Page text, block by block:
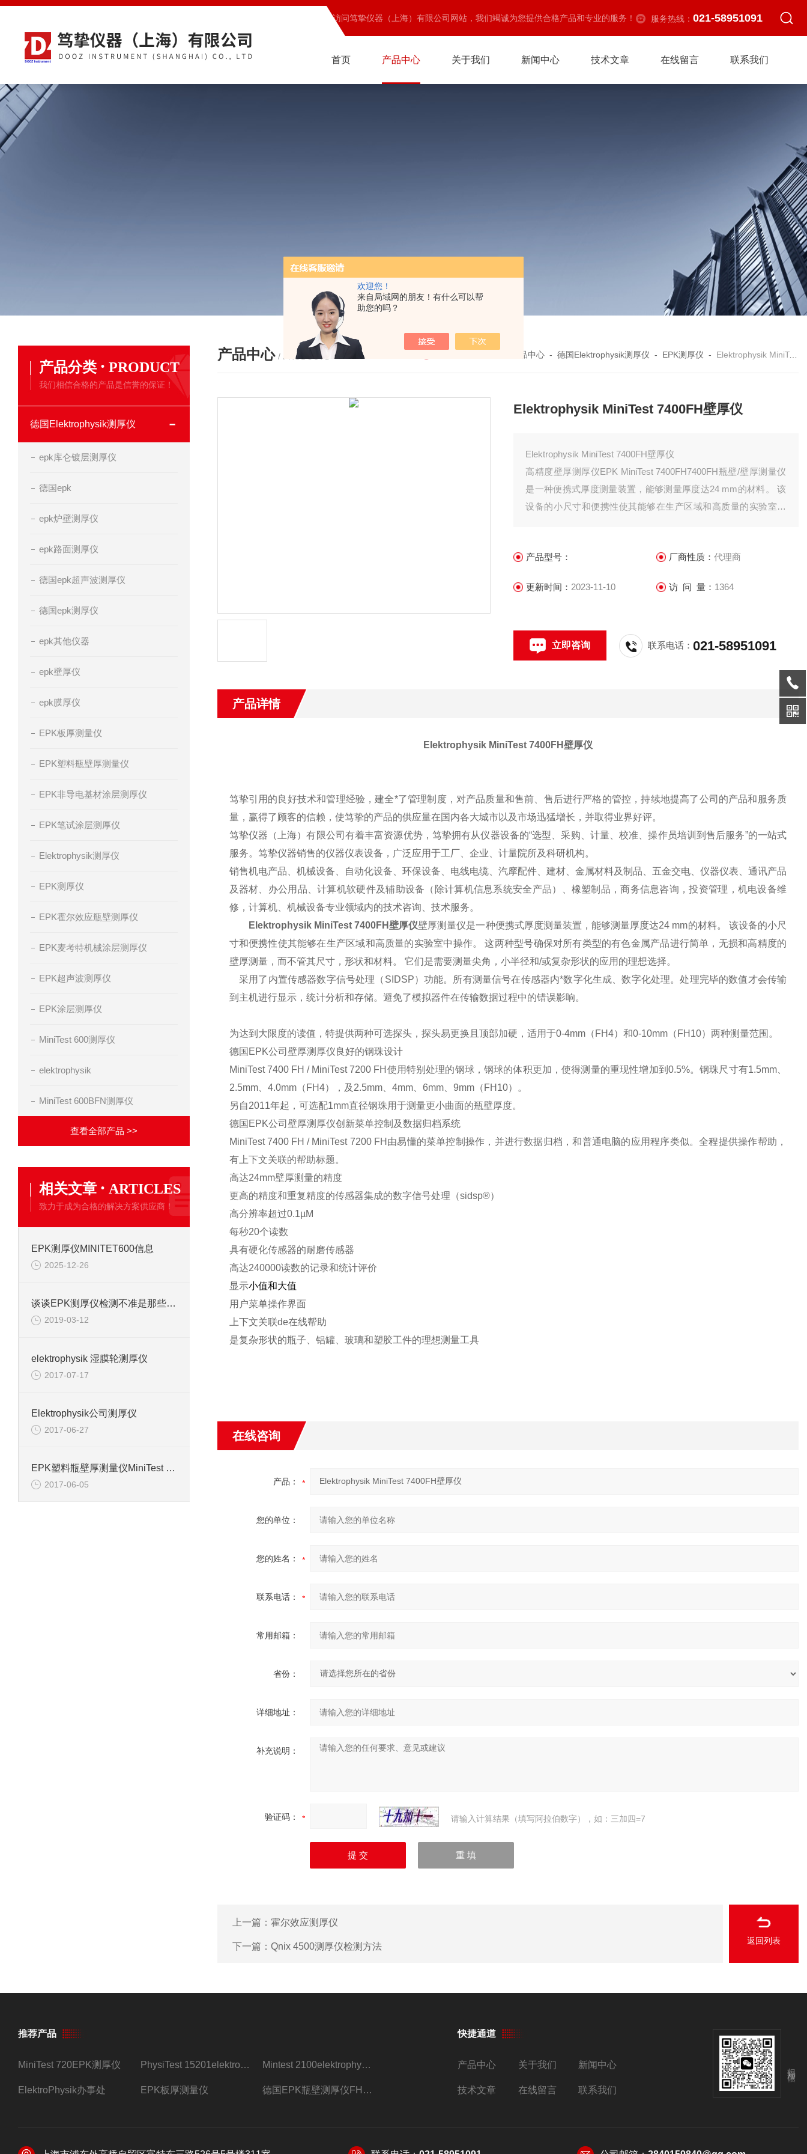
欢迎您！
来自局域网的朋友！有什么可以帮
助您的吗？
欢迎访问笃挚仪器（上海）有限公司网站，我们竭诚为您提供合格产品和专业的服务！ 服务热线： 021-58951091
首页 产品中心 关于我们 新闻中心 技术文章 在线留言 联系我们
产品分类 · PRODUCT
我们相信合格的产品是信誉的保证！
德国Elektrophysik测厚仪
epk库仑镀层测厚仪
德国epk
epk炉壁测厚仪
epk路面测厚仪
德国epk超声波测厚仪
德国epk测厚仪
epk其他仪器
epk壁厚仪
epk膜厚仪
EPK板厚测量仪
EPK塑料瓶壁厚测量仪
EPK非导电基材涂层测厚仪
EPK笔试涂层测厚仪
Elektrophysik测厚仪
EPK测厚仪
EPK霍尔效应瓶壁测厚仪
EPK麦考特机械涂层测厚仪
EPK超声波测厚仪
EPK涂层测厚仪
MiniTest 600测厚仪
elektrophysik
MiniTest 600BFN测厚仪
查看全部产品 >>
相关文章 · ARTICLES
致力于成为合格的解决方案供应商！
EPK测厚仪MINITET600信息
2025-12-26
谈谈EPK测厚仪检测不准是那些因素呢？
2019-03-12
elektrophysik 湿膜轮测厚仪
2017-07-17
Elektrophysik公司测厚仪
2017-06-27
EPK塑料瓶壁厚测量仪MiniTest 7400 FH
2017-06-05
产品中心 / PRODUCTS 产品中心 -德国Elektrophysik测厚仪 - EPK测厚仪 - Elektrophysik MiniTest 7400FH壁厚仪
Elektrophysik MiniTest 7400FH壁厚仪
Elektrophysik MiniTest 7400FH壁厚仪
高精度壁厚测厚仪EPK MiniTest 7400FH7400FH瓶壁/壁厚测量仪
是一种便携式厚度测量装置，能够测量厚度达24 mm的材料。 该
设备的小尺寸和便携性使其能够在生产区域和高质量的实验室中
产品型号： 厂商性质： 代理商
更新时间： 2023-11-10 访 问 量： 1364
立即咨询 联系电话：021-58951091
产品详情
Elektrophysik MiniTest 7400FH壁厚仪
笃挚引用的良好技术和管理经验，建全*了管理制度，对产品质量和售前、售后进行严格的管控，持续地提高了公司的产品和服务质
量，赢得了顾客的信赖，使笃挚的产品的供应量在国内各大城市以及市场迅猛增长，并取得业界好评。
笃挚仪器（上海）有限公司有着丰富资源优势，笃挚拥有从仪器设备的“选型、采购、计量、校准、操作员培训到售后服务”的一站式
服务。笃挚仪器销售的仪器仪表设备，广泛应用于工厂、企业、计量院所及科研机构。
销售机电产品、机械设备、自动化设备、环保设备、电线电缆、汽摩配件、建材、金属材料及制品、五金交电、仪器仪表、通讯产品
及器材、办公用品、计算机软硬件及辅助设备（除计算机信息系统安全产品）、橡塑制品，商务信息咨询，投资管理，机电设备维
修，计算机、机械设备专业领域内的技术咨询、技术服务。
Elektrophysik MiniTest 7400FH壁厚仪壁厚测量仪是一种便携式厚度测量装置，能够测量厚度达24 mm的材料。 该设备的小尺
寸和便携性使其能够在生产区域和高质量的实验室中操作。 这两种型号确保对所有类型的有色金属产品进行简单，无损和高精度的
壁厚测量，而不管其尺寸，形状和材料。 它们是需要测量尖角，小半径和/或复杂形状的应用的理想选择。
采用了内置传感器数字信号处理（SIDSP）功能。所有测量信号在传感器内*数字化生成、数字化处理。处理完毕的数值才会传输
到主机进行显示，统计分析和存储。避免了模拟器件在传输数据过程中的错误影响。
为达到大限度的读值，特提供两种可选探头，探头易更换且顶部加硬，适用于0-4mm（FH4）和0-10mm（FH10）两种测量范围。
德国EPK公司壁厚测厚仪良好的钢珠设计
MiniTest 7400 FH / MiniTest 7200 FH使用特别处理的钢球，钢球的体积更加，使得测量的重现性增加到0.5%。钢珠尺寸有1.5mm、
2.5mm、4.0mm（FH4），及2.5mm、4mm、6mm、9mm（FH10）。
另自2011年起，可选配1mm直径钢珠用于测量更小曲面的瓶壁厚度。
德国EPK公司壁厚测厚仪创新菜单控制及数据归档系统
MiniTest 7400 FH / MiniTest 7200 FH由易懂的菜单控制操作，并进行数据归档，和普通电脑的应用程序类似。全程提供操作帮助，
有上下文关联的帮助标题。
高达24mm壁厚测量的精度
更高的精度和重复精度的传感器集成的数字信号处理（sidsp®）
高分辨率超过0.1µM
每秒20个读数
具有硬化传感器的耐磨传感器
高达240000读数的记录和统计评价
显示小值和大值
用户菜单操作界面
上下文关联de在线帮助
是复杂形状的瓶子、铝罐、玻璃和塑胶工件的理想测量工具
在线咨询
产品：
您的单位：
您的姓名：
联系电话：
常用邮箱：
省份：
详细地址：
补充说明：
验证码： 请输入计算结果（填写阿拉伯数字），如：三加四=7
上一篇： 霍尔效应测厚仪
下一篇： Qnix 4500测厚仪检测方法
返回列表
推荐产品
MiniTest 720EPK测厚仪 PhysiTest 15201elektrophysik测厚仪 Mintest 2100elektrophysik代理
ElektroPhysik办事处 EPK板厚测量仪 德国EPK瓶壁测厚仪FH7200/FH7400
快捷通道
产品中心 关于我们 新闻中心
技术文章 在线留言 联系我们